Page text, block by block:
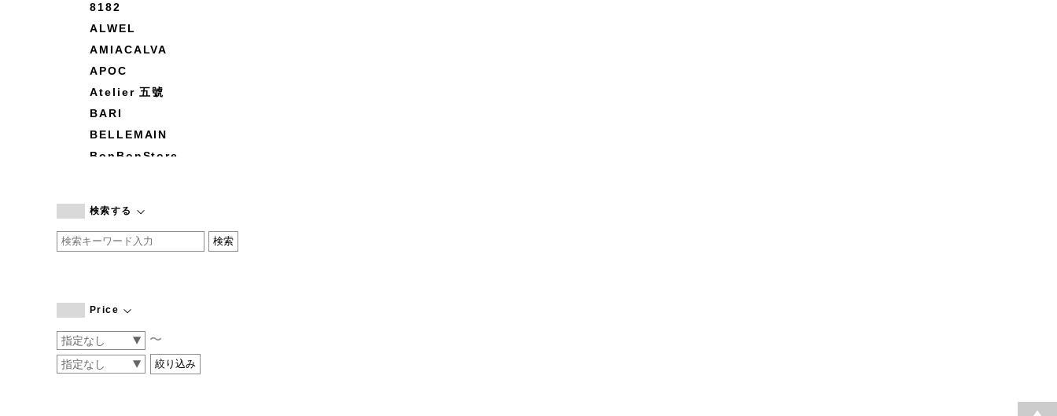
8182
ALWEL
AMIACALVA
APOC
Atelier 五號
BARI
BELLEMAIN
BonBonStore
by basics
CATWORTH
COGTHEBIGSMOKE
CONVERSE
DEAN & DELUCA
検索する
Price
〜